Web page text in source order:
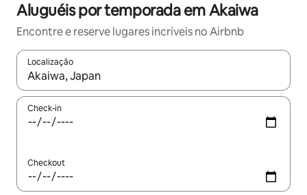
Aluguéis por temporada em Akaiwa
Encontre e reserve lugares incríveis no Airbnb
Localização
Quando os resultados estiverem disponíveis, explore-os
Check-in
Checkout